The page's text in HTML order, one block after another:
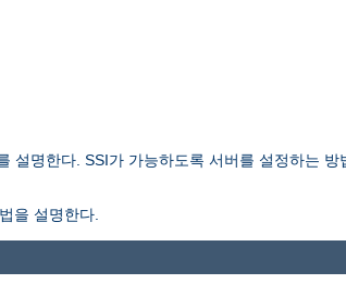
설명한다. SSI가 가능하도록 서버를 설정하는
을 설명한다.